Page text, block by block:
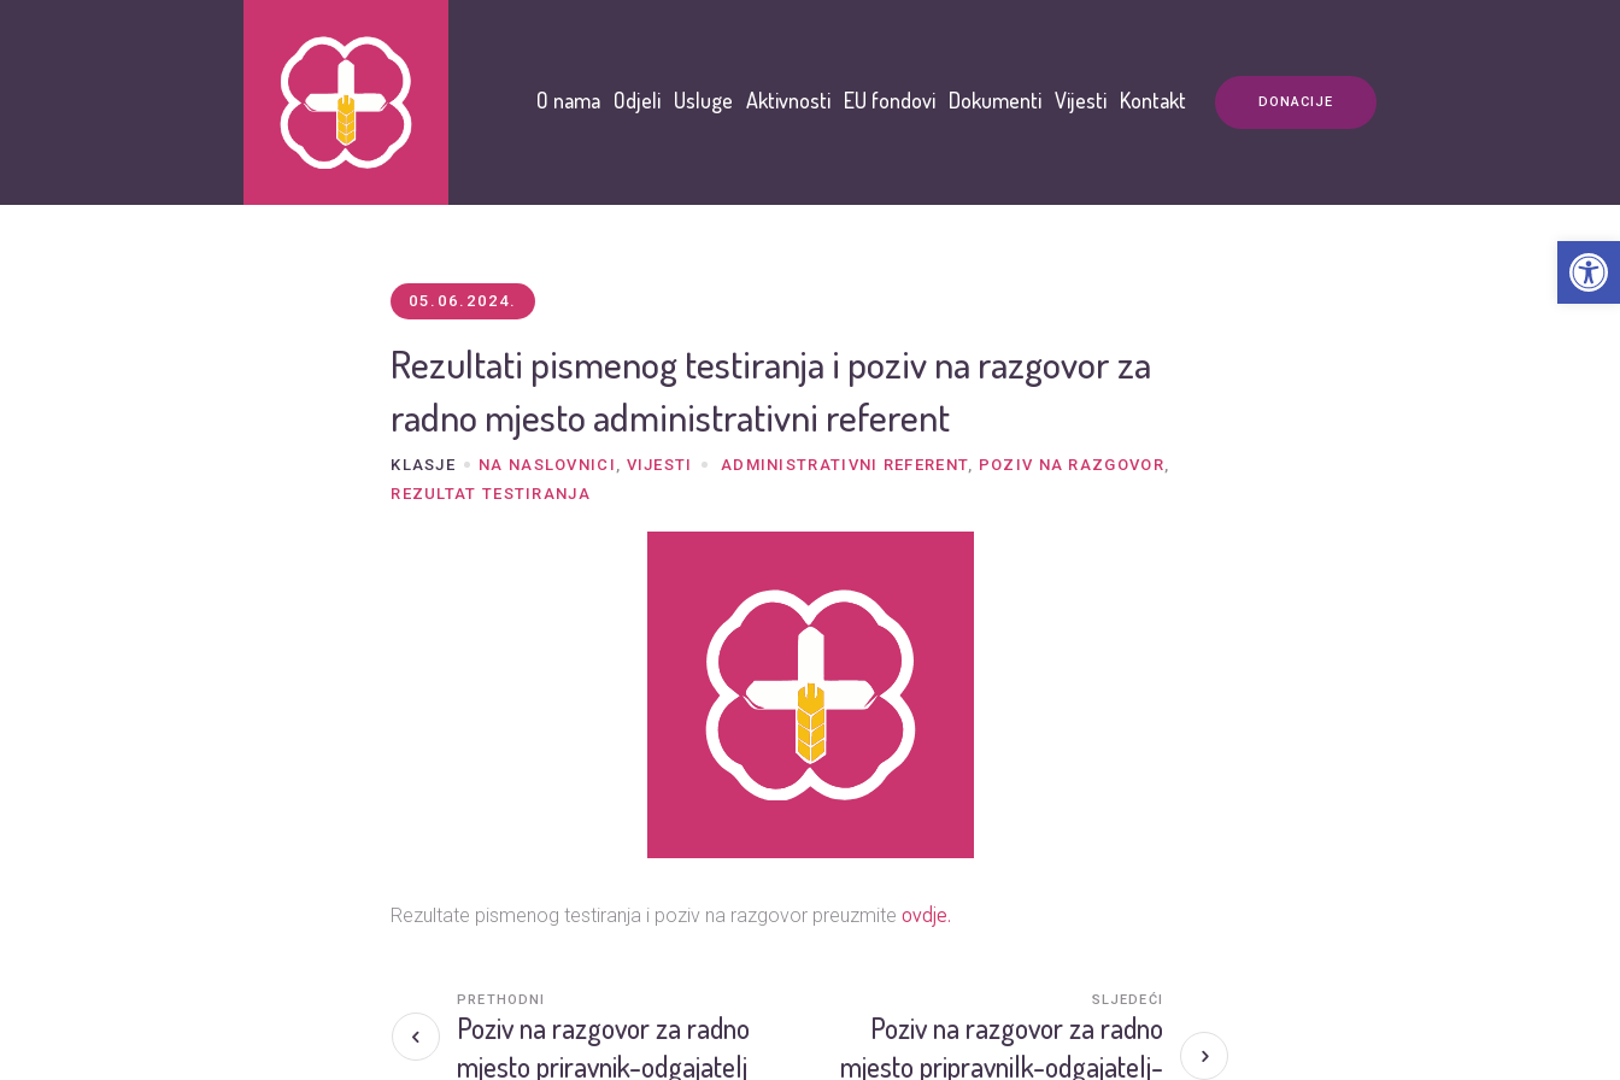
DONACIJE
O nama Odjeli Usluge Aktivnosti EU fondovi Dokumenti Vijesti Kontakt
05.06.2024.
Rezultati pismenog testiranja i poziv na razgovor za
radno mjesto administrativni referent
KLASJE NA NASLOVNICI , VIJESTI ADMINISTRATIVNI REFERENT, POZIV NA RAZGOVOR,
REZULTAT TESTIRANJA
Rezultate pismenog testiranja i poziv na razgovor preuzmiteovdje.
Poziv na razgovor za radno
mjesto priravnik-odgajatelj
PRETHODNI
Poziv na razgovor za radno
mjesto pripravnilk-odgajatelj-
SLJEDEĆI